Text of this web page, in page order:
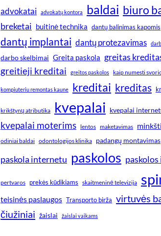
advokatai advokatų kontora baldai biuro
breketai buitinė technika dantų balinimas kapomis
dantų implantai dantų protezavimas
darbo skelbimai Greita paskola greitas
greitieji kreditai greitos paskolos kaip numesti
kompiuteriu remontas kaune kreditai kreditas
krikštynų atributika kvepalai kvepalai
kvepalai moterims lentos maketavimas
odiniai baldai odontologijos klinika padangų montavimas
paskola internetu paskolos
pertvaros prekės kūdikiams skaitmeninė televizija
teisinės paslaugos Transporto birža virtuvės
čiužiniai žaislai žaislai vaikams